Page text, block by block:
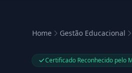
Home Gestão Educacional
Certificado Reconhecido pelo